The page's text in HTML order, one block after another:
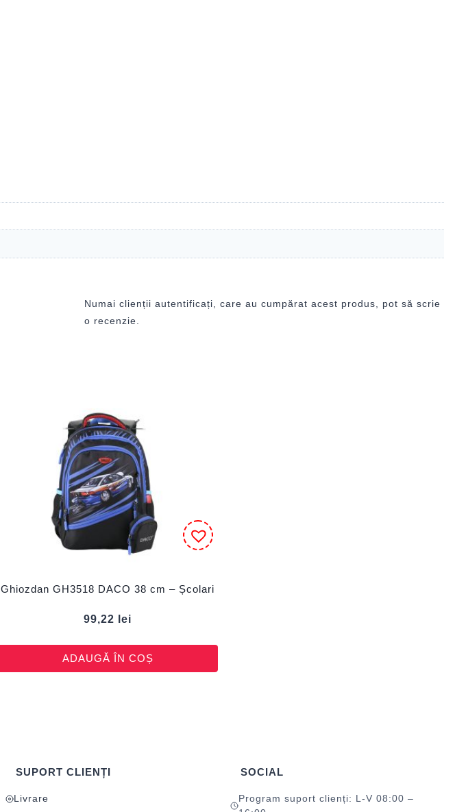
Numai clienții autentificați, care au cumpărat acest produs, pot să scrie
o recenzie.
Ghiozdan GH3518 DACO 38 cm – Școlari
99,22 lei
ADAUGĂ ÎN COȘ
SUPORT CLIENȚI
Livrare
SOCIAL
Program suport clienți: L-V 08:00 –